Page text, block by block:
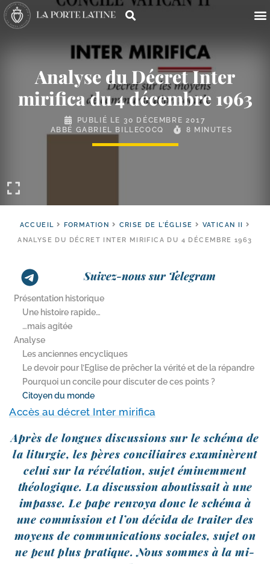
Analyse du Décret Inter
mirifica du 4 décembre 1963
PUBLIÉ LE 30 DÉCEMBRE 2017
ABBÉ GABRIEL BILLECOCQ
8 MINUTES
ACCUEIL FORMATION CRISE DE L'ÉGLISE
VATICAN II
ANALYSE DU DÉCRET INTER MIRIFICA DU 4 DÉCEMBRE 1963
Suivez-nous sur Telegram
Présentation historique
Une histoire rapide…
…mais agitée
Analyse
Les anciennes encycliques
Le devoir pour l’Eglise de prêcher la vérité et de la répandre
Pourquoi un concile pour discuter de ces points ?
Citoyen du monde
Accès au décret Inter mirifica
Après de longues dis­cus­sions sur le sché­ma de
la litur­gie, les pères conci­liaires exa­mi­nèrent
celui sur la révé­la­tion, sujet émi­nem­ment
théo­lo­gique. La dis­cus­sion abou­tis­sait à une
impasse. Le pape ren­voya donc le sché­ma à
une com­mis­sion et l’on déci­da de trai­ter des
moyens de com­mu­ni­ca­tions sociales, sujet on
ne peut plus pra­tique. Nous sommes à la mi-​